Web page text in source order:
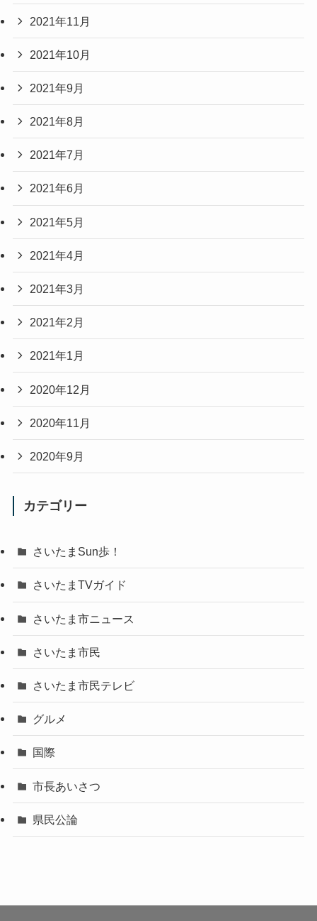
2021年11月
2021年10月
2021年9月
2021年8月
2021年7月
2021年6月
2021年5月
2021年4月
2021年3月
2021年2月
2021年1月
2020年12月
2020年11月
2020年9月
カテゴリー
さいたまSun歩！
さいたまTVガイド
さいたま市ニュース
さいたま市民
さいたま市民テレビ
グルメ
国際
市長あいさつ
県民公論